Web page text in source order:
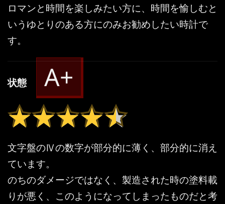
ロマンと時間を楽しみたい方に、時間を愉しむと
いうゆとりのある方にのみお勧めしたい時計で
す。
状態 A+
★★★★★
★★★★★
文字盤のⅣの数字が部分的に薄く、部分的に消え
ています。
のちのダメージではなく、製造された時の塗料載
りが悪く、このようになってしまったものだと考